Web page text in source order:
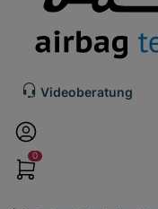
Videoberatung
0